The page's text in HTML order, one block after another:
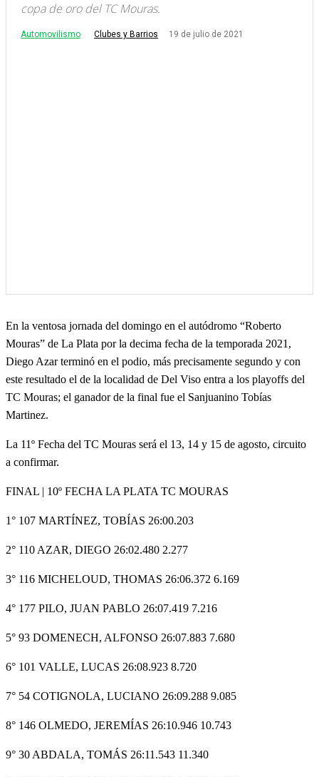
copa de oro del TC Mouras.
Automovilismo Clubes y Barrios 19 de julio de 2021
En la ventosa jornada del domingo en el autódromo “Roberto
Mouras” de La Plata por la decima fecha de la temporada 2021,
Diego Azar terminó en el podio, más precisamente segundo y con
este resultado el de la localidad de Del Viso entra a los playoffs del
TC Mouras; el ganador de la final fue el Sanjuanino Tobías
Martinez.
La 11º Fecha del TC Mouras será el 13, 14 y 15 de agosto, circuito
a confirmar.
FINAL | 10º FECHA LA PLATA TC MOURAS
1° 107 MARTÍNEZ, TOBÍAS 26:00.203
2° 110 AZAR, DIEGO 26:02.480 2.277
3° 116 MICHELOUD, THOMAS 26:06.372 6.169
4° 177 PILO, JUAN PABLO 26:07.419 7.216
5° 93 DOMENECH, ALFONSO 26:07.883 7.680
6° 101 VALLE, LUCAS 26:08.923 8.720
7° 54 COTIGNOLA, LUCIANO 26:09.288 9.085
8° 146 OLMEDO, JEREMÍAS 26:10.946 10.743
9° 30 ABDALA, TOMÁS 26:11.543 11.340